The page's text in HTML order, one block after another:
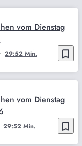
bookmark_border
29:52 Min.
vom Dienstag
bookmark_border
29:52 Min.
vom Dienstag